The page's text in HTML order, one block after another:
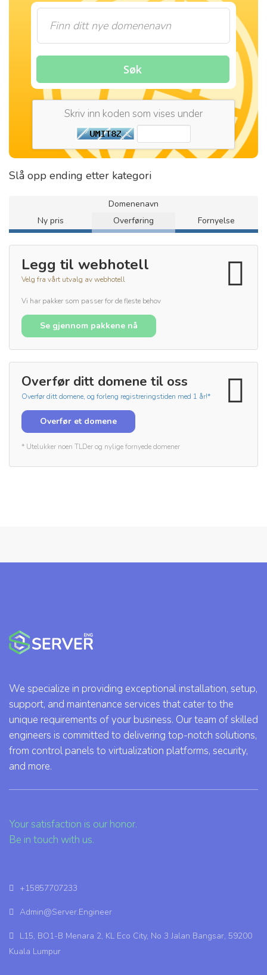
Søk
Skriv inn koden som vises under
Slå opp ending etter kategori
Domenenavn
Ny pris
Overføring Fornyelse
Legg til webhotell
Velg fra vårt utvalg av webhotell
Vi har pakker som passer for de fleste behov
Se gjennom pakkene nå
Overfør ditt domene til oss
Overfør ditt domene, og forleng registreringstiden med 1 år!*
Overfør et domene
* Utelukker noen TLDer og nylige fornyede domener
We specialize in providing exceptional installation, setup,
support, and maintenance services that cater to the
unique requirements of your business. Our team of skilled
engineers is committed to delivering top-notch solutions,
from control panels to virtualization platforms, security,
and more.
Your satisfaction is our honor.
Be in touch with us.
+15857707233
Admin@Server.Engineer
L15, BO1-B Menara 2, KL Eco City, No 3 Jalan Bangsar, 59200
Kuala Lumpur